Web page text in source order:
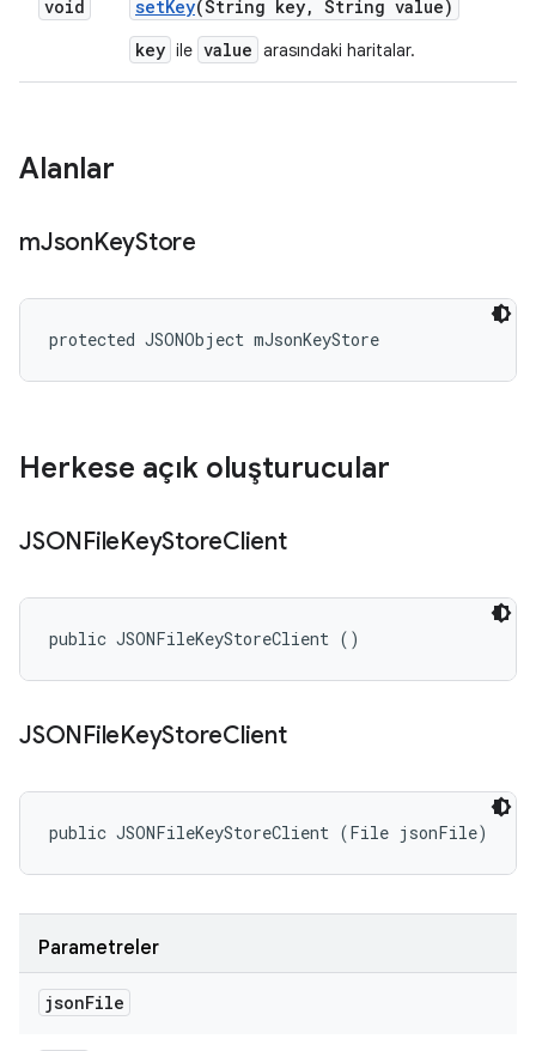
void setKey(String key, String value)
key ile value arasındaki haritalar.
Alanlar
mJsonKeyStore
protected JSONObject mJsonKeyStore
Herkese açık oluşturucular
JSONFileKeyStoreClient
public JSONFileKeyStoreClient ()
JSONFileKeyStoreClient
public JSONFileKeyStoreClient (File jsonFile)
Parametreler
jsonFile